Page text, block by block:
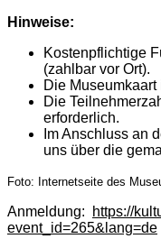
Hinweise:
Kostenpflichtige
(zahlbar vor Ort).
Die
Die
erforderlich.
Im Anschluss an
uns über die
Foto: Internetseite des
Anmeldung:
https://
event_id=265&lang=de